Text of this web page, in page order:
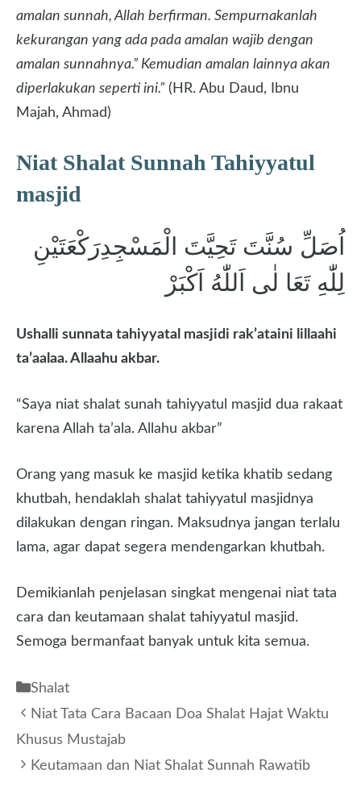
amalan sunnah, Allah berfirman. Sempurnakanlah
kekurangan yang ada pada amalan wajib dengan
amalan sunnahnya.” Kemudian amalan lainnya akan
diperlakukan seperti ini.” (HR. Abu Daud, Ibnu
Majah, Ahmad)
Niat Shalat Sunnah Tahiyyatul
masjid
اُصَلِّ سُنَّتَ تَحِيَّتَ الْمَسْجِدِرَكْعَتَيْنِ
لِلّٰهِ تَعَا لٰى اَللّٰهُ اَكْبَرْ
Ushalli sunnata tahiyyatal masjidi rak’ataini lillaahi
ta’aalaa. Allaahu akbar.
“Saya niat shalat sunah tahiyyatul masjid dua rakaat
karena Allah ta’ala. Allahu akbar”
Orang yang masuk ke masjid ketika khatib sedang
khutbah, hendaklah shalat tahiyyatul masjidnya
dilakukan dengan ringan. Maksudnya jangan terlalu
lama, agar dapat segera mendengarkan khutbah.
Demikianlah penjelasan singkat mengenai niat tata
cara dan keutamaan shalat tahiyyatul masjid.
Semoga bermanfaat banyak untuk kita semua.
Kategori
Shalat
Niat Tata Cara Bacaan Doa Shalat Hajat Waktu
Khusus Mustajab
Keutamaan dan Niat Shalat Sunnah Rawatib